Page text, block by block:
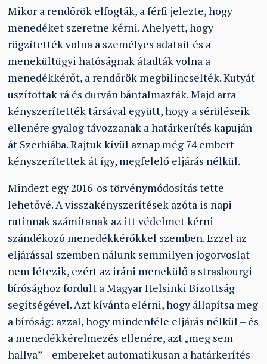
Mikor a rendőrök elfogták, a férfi jelezte, hogy
menedéket szeretne kérni. Ahelyett, hogy
rögzítették volna a személyes adatait és a
menekültügyi hatóságnak átadták volna a
menedékkérőt, a rendőrök megbilincselték. Kutyát
uszítottak rá és durván bántalmazták. Majd arra
kényszerítették társával együtt, hogy a sérüléseik
ellenére gyalog távozzanak a határkerítés kapuján
át Szerbiába. Rajtuk kívül aznap még 74 embert
kényszerítettek át így, megfelelő eljárás nélkül.
Mindezt egy 2016-os törvénymódosítás tette
lehetővé. A visszakényszerítések azóta is napi
rutinnak számítanak az itt védelmet kérni
szándékozó menedékkérőkkel szemben. Ezzel az
eljárással szemben nálunk semmilyen jogorvoslat
nem létezik, ezért az iráni menekülő a strasbourgi
bírósághoz fordult a Magyar Helsinki Bizottság
segítségével. Azt kívánta elérni, hogy állapítsa meg
a bíróság: azzal, hogy mindenféle eljárás nélkül – és
a menedékkérelmezés ellenére, azt „meg sem
hallva” – embereket automatikusan a határkerítés